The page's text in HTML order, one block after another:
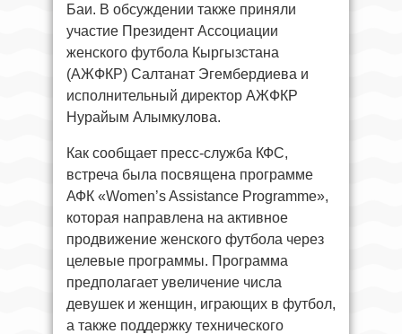
Баи. В обсуждении также приняли
участие Президент Ассоциации
женского футбола Кыргызстана
(АЖФКР) Салтанат Эгембердиева и
исполнительный директор АЖФКР
Нурайым Алымкулова.
Как сообщает пресс-служба КФС,
встреча была посвящена программе
АФК «Women’s Assistance Programme»,
которая направлена на активное
продвижение женского футбола через
целевые программы. Программа
предполагает увеличение числа
девушек и женщин, играющих в футбол,
а также поддержку технического